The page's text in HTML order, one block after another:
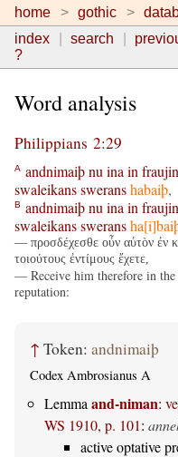
home gothic
index
search
?
Word analysis
Philippians 2:29
A andnimaiþnu ina in fraujin
swaleikanssweranshabaiþ,
B andnimaiþnu ina in fraujin
swaleikansswerans
— προσδέχεσθε οὖν αὐτὸν ἐν
τοιούτους ἐντίμους ἔχετε,
— Receive him therefore in
reputation:
↑ Token: andnimaiþ
Codex Ambrosianus A
Lemma and-niman:
WS 1910, p. 101:
active optative